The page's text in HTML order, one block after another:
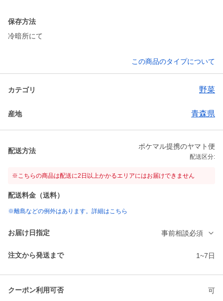
保存方法
冷暗所にて
この商品のタイプについて
カテゴリ 野菜
産地 青森県
配送方法
ポケマル提携のヤマト便
配送区分:
※こちらの商品は配送に2日以上かかるエリアにはお届けできません
配送料金（送料）
※離島などの例外はあります。詳細はこちら
お届け日指定 事前相談必須
注文から発送まで 1~7日
クーポン利用可否 可